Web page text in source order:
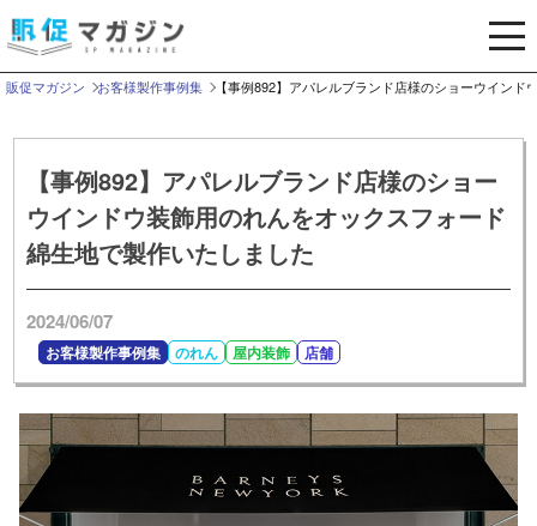
メ
ニ
ュ
ー
く
販促マガジン お客様製作事例集 【事例892】アパレルブランド店様のショーウインド
【事例892】アパレルブランド店様のショー
ウインドウ装飾用のれんをオックスフォード
綿生地で製作いたしました
2024/06/07
お客様製作事例集 のれん 屋内装飾 店舗